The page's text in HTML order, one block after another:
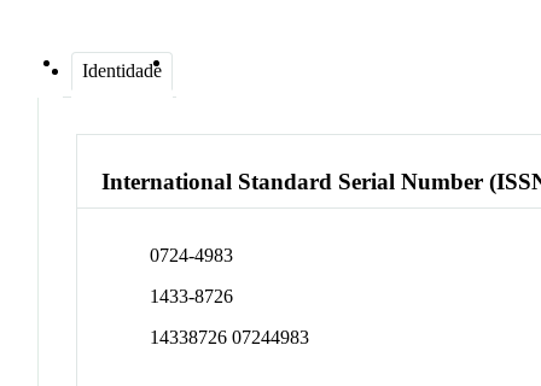
Identidade
International Standard Serial Number
0724-4983
1433-8726
14338726 07244983